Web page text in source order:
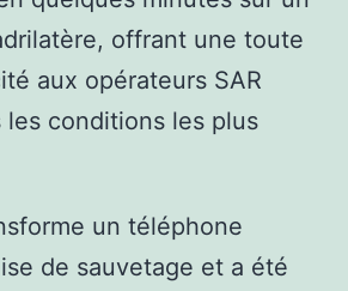
offrant une toute
aux opérateurs SAR
les conditions les plus
un téléphone
de sauvetage et a été